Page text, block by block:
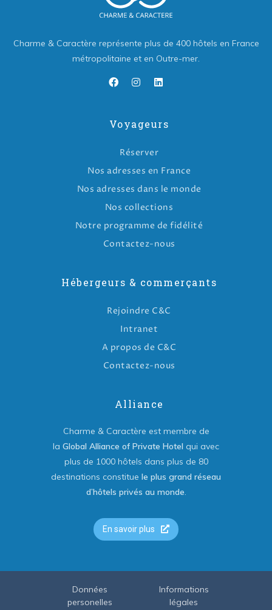
Charme & Caractère représente plus de 400 hôtels en France
métropolitaine et en Outre-mer.
Voyageurs
Réserver
Nos adresses en France
Nos adresses dans le monde
Nos collections
Notre programme de fidélité
Contactez-nous
Hébergeurs & commerçants
Rejoindre C&C
Intranet
A propos de C&C
Contactez-nous
Alliance
Charme & Caractère est membre de
la Global Alliance of Private Hotel qui avec
plus de 1000 hôtels dans plus de 80
destinations constitue le plus grand réseau
d’hôtels privés au monde.
En savoir plus
Données
personelles
Informations
légales